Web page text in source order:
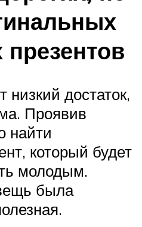
низкий достаток,
Проявив
найти
который будет
молодым.
была